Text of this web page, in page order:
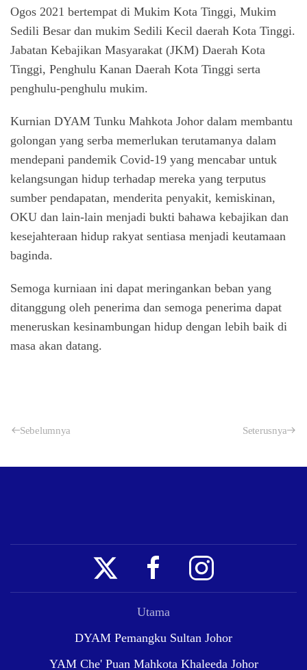
Ogos 2021 bertempat di Mukim Kota Tinggi, Mukim
Sedili Besar dan mukim Sedili Kecil daerah Kota Tinggi.
Jabatan Kebajikan Masyarakat (JKM) Daerah Kota
Tinggi, Penghulu Kanan Daerah Kota Tinggi serta
penghulu-penghulu mukim.
Kurnian DYAM Tunku Mahkota Johor dalam membantu
golongan yang serba memerlukan terutamanya dalam
mendepani pandemik Covid-19 yang mencabar untuk
kelangsungan hidup terhadap mereka yang terputus
sumber pendapatan, menderita penyakit, kemiskinan,
OKU dan lain-lain menjadi bukti bahawa kebajikan dan
kesejahteraan hidup rakyat sentiasa menjadi keutamaan
baginda.
Semoga kurniaan ini dapat meringankan beban yang
ditanggung oleh penerima dan semoga penerima dapat
meneruskan kesinambungan hidup dengan lebih baik di
masa akan datang.
Sebelumnya Seterusnya
Utama
DYAM Pemangku Sultan Johor
YAM Che' Puan Mahkota Khaleeda Johor